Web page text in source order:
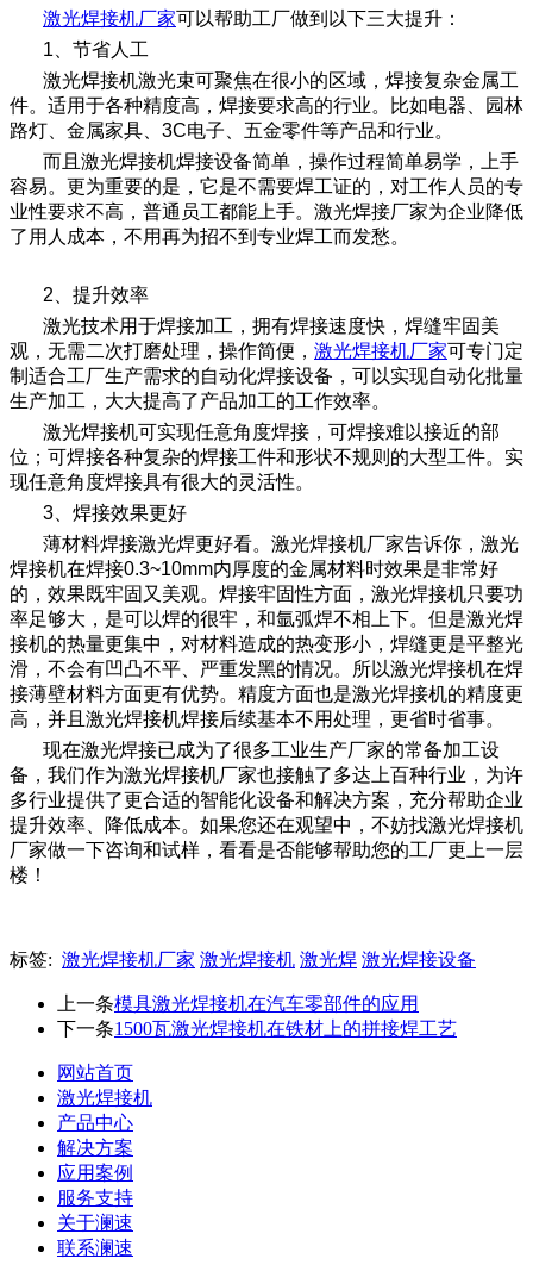
激光焊接机厂家可以帮助工厂做到以下三大提升：
1、节省人工
激光焊接机激光束可聚焦在很小的区域，焊接复杂金属工
件。适用于各种精度高，焊接要求高的行业。比如电器、园林
路灯、金属家具、3C电子、五金零件等产品和行业。
而且激光焊接机焊接设备简单，操作过程简单易学，上手
容易。更为重要的是，它是不需要焊工证的，对工作人员的专
业性要求不高，普通员工都能上手。激光焊接厂家为企业降低
了用人成本，不用再为招不到专业焊工而发愁。
2、提升效率
激光技术用于焊接加工，拥有焊接速度快，焊缝牢固美
观，无需二次打磨处理，操作简便， 激光焊接机厂家可专门定
制适合工厂生产需求的自动化焊接设备，可以实现自动化批量
生产加工，大大提高了产品加工的工作效率。
激光焊接机可实现任意角度焊接，可焊接难以接近的部
位；可焊接各种复杂的焊接工件和形状不规则的大型工件。实
现任意角度焊接具有很大的灵活性。
3、焊接效果更好
薄材料焊接激光焊更好看。激光焊接机厂家告诉你，激光
焊接机在焊接0.3~10mm内厚度的金属材料时效果是非常好
的，效果既牢固又美观。焊接牢固性方面，激光焊接机只要功
率足够大，是可以焊的很牢，和氩弧焊不相上下。但是激光焊
接机的热量更集中，对材料造成的热变形小，焊缝更是平整光
滑，不会有凹凸不平、严重发黑的情况。所以激光焊接机在焊
接薄壁材料方面更有优势。精度方面也是激光焊接机的精度更
高，并且激光焊接机焊接后续基本不用处理，更省时省事。
现在激光焊接已成为了很多工业生产厂家的常备加工设
备，我们作为激光焊接机厂家也接触了多达上百种行业，为许
多行业提供了更合适的智能化设备和解决方案，充分帮助企业
提升效率、降低成本。如果您还在观望中，不妨找激光焊接机
厂家做一下咨询和试样，看看是否能够帮助您的工厂更上一层
楼！
标签: 激光焊接机厂家 激光焊接机 激光焊 激光焊接设备
上一条模具激光焊接机在汽车零部件的应用
下一条1500瓦激光焊接机在铁材上的拼接焊工艺
网站首页
激光焊接机
产品中心
解决方案
应用案例
服务支持
关于澜速
联系澜速